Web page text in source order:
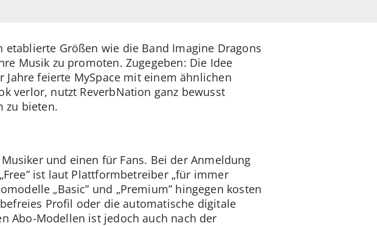
Größen wie die Band Imagine Dragons
Musik zu promoten. Zugegeben: Die Idee
feierte MySpace mit einem ähnlichen
verlor, nutzt ReverbNation ganz bewusst
zu bieten.
und einen für Fans. Bei der Anmeldung
ist laut Plattformbetreiber „für immer
„Basic” und „Premium” hingegen kosten
Profil oder die automatische digitale
Abo-Modellen ist jedoch auch nach der